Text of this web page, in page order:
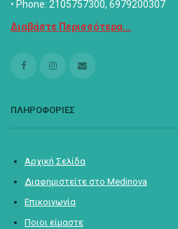
• Phone: 2105757300, 6979200307
Διαβάστε Περισσότερα...
ΠΛΗΡΟΦΟΡΙΕΣ
Αρχική Σελίδα
Διαφημιστείτε στο Medinova
Επικοινωνία
Ποιοι είμαστε